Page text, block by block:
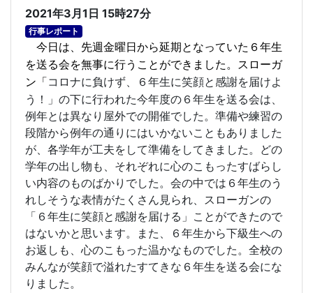
2021年3月1日 15時27分
行事レポート
今日は、先週金曜日から延期となっていた６年生
を送る会を無事に行うことができました。スローガ
ン「 コロナに負けず、６年生に笑顔と感謝を届けよ
う！」の下に行われた今年度の６年生を送る会は、
例年とは異なり屋外での開催でした。準備や練習の
段階から例年の通りにはいかないこともありました
が、各学年が工夫をして準備をしてきました。 どの
学年の出し物も、それぞれに心のこもったすばらし
い内容のものばかりでした。会の中では６年生のう
れしそうな表情がたくさん見られ、スローガンの
「６年生に笑顔と感謝を届ける」ことができたので
はないかと思います。また、６年生から下級生への
お返しも、心のこもった温かなものでした。全校の
みんなが笑顔で溢れたすてきな６年生を送る会にな
りました。